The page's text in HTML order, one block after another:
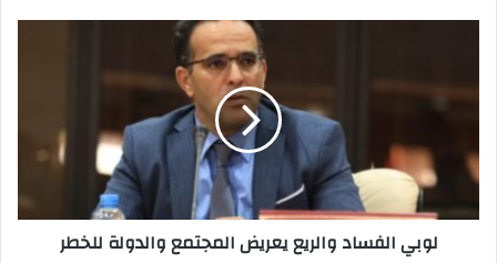
لوبي الفساد والريع يعريض المجتمع والدولة للخطر